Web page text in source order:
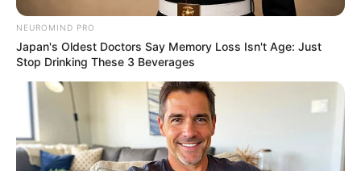
Clothes And Shoes Are The Real Challenges For
This Family!
BRAINBERRIES
NEUROMIND PRO
Japan's Oldest Doctors Say Memory Loss Isn't Age: Just
Stop Drinking These 3 Beverages